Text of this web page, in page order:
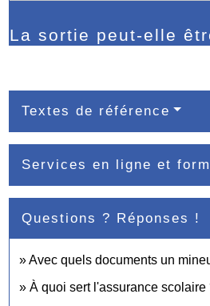
La sortie peut-elle
Textes de référence
Services en ligne et
Questions ? Réponses !
Avec quels documents un
À quoi sert l'assurance scolaire